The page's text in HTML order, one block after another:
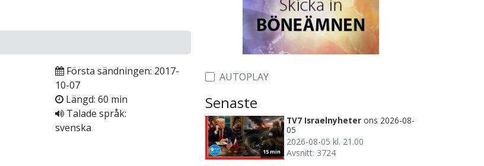
Första sändningen: 2017-
10-07
Längd: 60 min
Talade språk:
svenska
AUTOPLAY
Senaste
15 min
TV7 Israelnyheter ons 2026-08-
05
2026-08-05 kl. 21.00
Avsnitt: 3724